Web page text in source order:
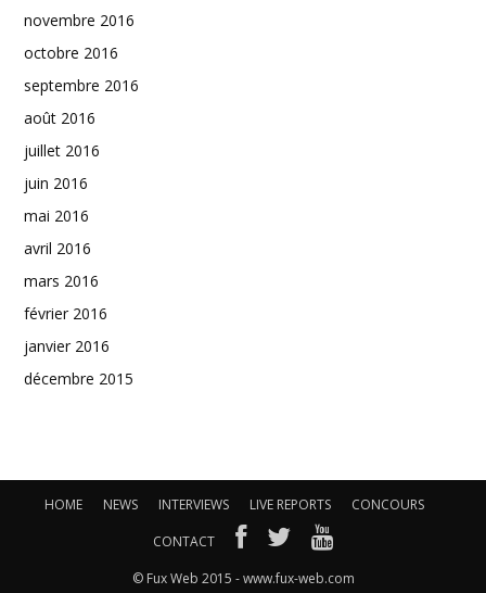
novembre 2016
octobre 2016
septembre 2016
août 2016
juillet 2016
juin 2016
mai 2016
avril 2016
mars 2016
février 2016
janvier 2016
décembre 2015
HOME NEWS INTERVIEWS LIVE REPORTS
CONCOURS
CONTACT
© Fux Web 2015 - www.fux-web.com